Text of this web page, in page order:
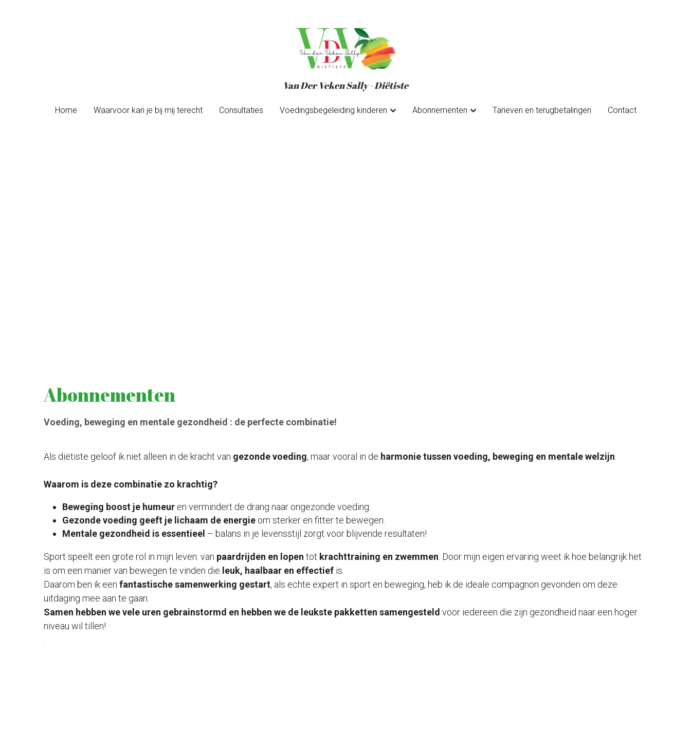
Van Der Veken Sally - Diëtiste
Home Waarvoor kan je bij mij terecht Consultaties Voedingsbegeleiding kinderen Abonnementen Tarieven en terugbetalingen Contact
Van Der Veken Sally - Diëtiste
Home Waarvoor kan je bij mij terecht Consultaties Voedingsbegeleiding kinderen Abonnementen Tarieven en terugbetalingen Contact
Abonnementen
Voeding, beweging en mentale gezondheid : de perfecte combinatie!
Als diëtiste geloof ik niet alleen in de kracht van gezonde voeding, maar vooral in de harmonie tussen voeding, beweging en mentale welzijn
Waarom is deze combinatie zo krachtig?
Beweging boost je humeur en vermindert de drang naar ongezonde voeding.
Gezonde voeding geeft je lichaam de energie om sterker en fitter te bewegen.
Mentale gezondheid is essentieel – balans in je levensstijl zorgt voor blijvende resultaten!
Sport speelt een grote rol in mijn leven: van paardrijden en lopen tot krachttraining en zwemmen . Door mijn eigen ervaring weet ik hoe belangrijk het
is om een manier van bewegen te vinden die leuk, haalbaar en effectief is.
Daarom ben ik een fantastische samenwerking gestart, als echte expert in sport en beweging, heb ik de ideale compagnon gevonden om deze
uitdaging mee aan te gaan.
Samen hebben we vele uren gebrainstormd en hebben we de leukste pakketten samengesteld voor iedereen die zijn gezondheid naar een hoger
niveau wil tillen!